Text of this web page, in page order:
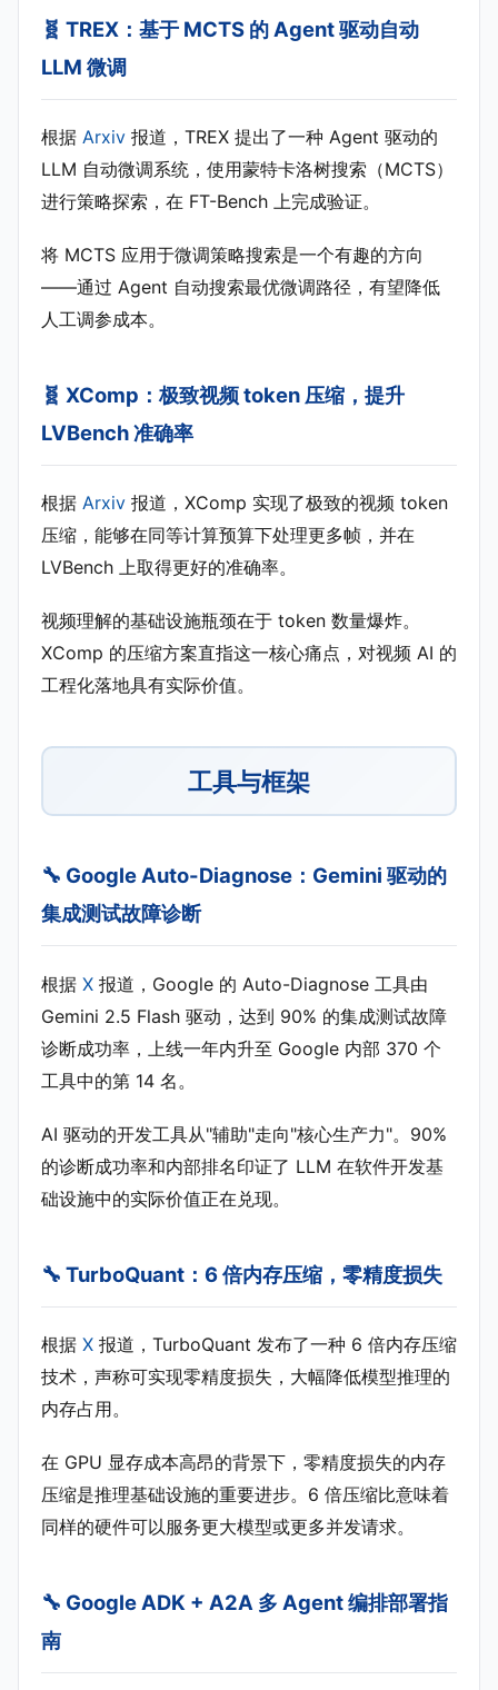
🧬 TREX：基于 MCTS 的 Agent 驱动自动
LLM 微调
根据 Arxiv 报道，TREX 提出了一种 Agent 驱动的
LLM 自动微调系统，使用蒙特卡洛树搜索（MCTS）
进行策略探索，在 FT-Bench 上完成验证。
将 MCTS 应用于微调策略搜索是一个有趣的方向
——通过 Agent 自动搜索最优微调路径，有望降低
人工调参成本。
🧬 XComp：极致视频 token 压缩，提升
LVBench 准确率
根据 Arxiv 报道，XComp 实现了极致的视频 token
压缩，能够在同等计算预算下处理更多帧，并在
LVBench 上取得更好的准确率。
视频理解的基础设施瓶颈在于 token 数量爆炸。
XComp 的压缩方案直指这一核心痛点，对视频 AI 的
工程化落地具有实际价值。
工具与框架
🔧 Google Auto-Diagnose：Gemini 驱动的
集成测试故障诊断
根据 X 报道，Google 的 Auto-Diagnose 工具由
Gemini 2.5 Flash 驱动，达到 90% 的集成测试故障
诊断成功率，上线一年内升至 Google 内部 370 个
工具中的第 14 名。
AI 驱动的开发工具从"辅助"走向"核心生产力"。90%
的诊断成功率和内部排名印证了 LLM 在软件开发基
础设施中的实际价值正在兑现。
🔧 TurboQuant：6 倍内存压缩，零精度损失
根据 X 报道，TurboQuant 发布了一种 6 倍内存压缩
技术，声称可实现零精度损失，大幅降低模型推理的
内存占用。
在 GPU 显存成本高昂的背景下，零精度损失的内存
压缩是推理基础设施的重要进步。6 倍压缩比意味着
同样的硬件可以服务更大模型或更多并发请求。
🔧 Google ADK + A2A 多 Agent 编排部署指
南